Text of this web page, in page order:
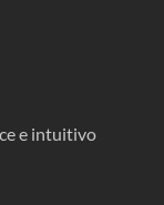
e intuitivo